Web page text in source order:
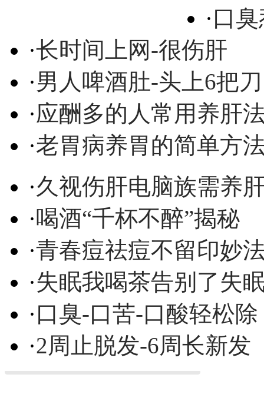
·口
·长时间上网-很伤肝
·男人啤酒肚-头上6把刀
·应酬多的人常用养肝
·老胃病养胃的简单方
·久视伤肝电脑族需养
·喝酒“千杯不醉”揭秘
·青春痘祛痘不留印妙
·失眠我喝茶告别了失
·口臭-口苦-口酸轻松除
·2周止脱发-6周长新发